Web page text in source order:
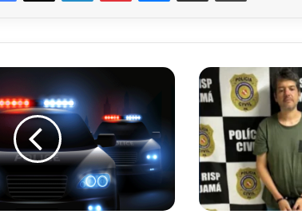
Filho
de
médico
Apucaranense
é
preso
por
assalto
e